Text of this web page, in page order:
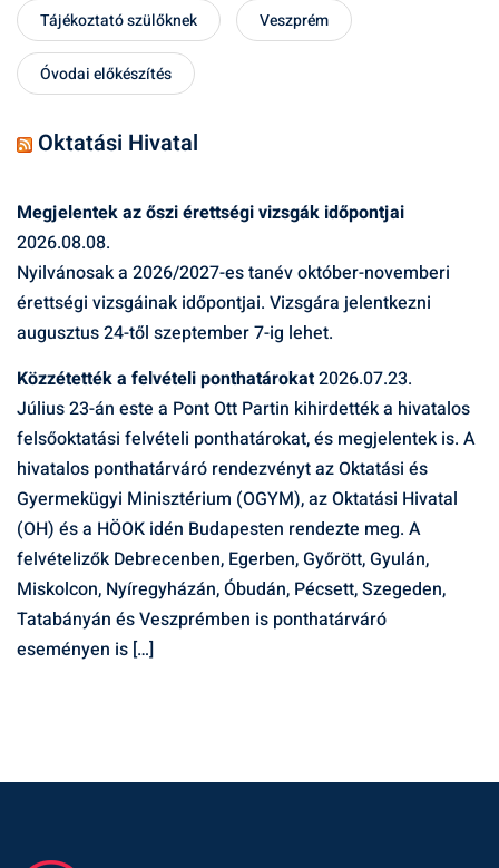
Tájékoztató szülőknek Veszprém
Óvodai előkészítés
Oktatási Hivatal
Megjelentek az őszi érettségi vizsgák időpontjai
2026.08.08.
Nyilvánosak a 2026/2027-es tanév október-novemberi
érettségi vizsgáinak időpontjai. Vizsgára jelentkezni
augusztus 24-től szeptember 7-ig lehet.
Közzétették a felvételi ponthatárokat2026.07.23.
Július 23-án este a Pont Ott Partin kihirdették a hivatalos
felsőoktatási felvételi ponthatárokat, és megjelentek is. A
hivatalos ponthatárváró rendezvényt az Oktatási és
Gyermekügyi Minisztérium (OGYM), az Oktatási Hivatal
(OH) és a HÖOK idén Budapesten rendezte meg. A
felvételizők Debrecenben, Egerben, Győrött, Gyulán,
Miskolcon, Nyíregyházán, Óbudán, Pécsett, Szegeden,
Tatabányán és Veszprémben is ponthatárváró
eseményen is […]